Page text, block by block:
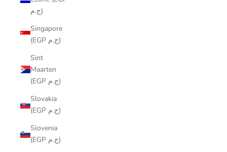
ج.م)
Singapore
(EGP ج.م)
Sint
Maarten
(EGP ج.م)
Slovakia
(EGP ج.م)
Slovenia
(EGP ج.م)